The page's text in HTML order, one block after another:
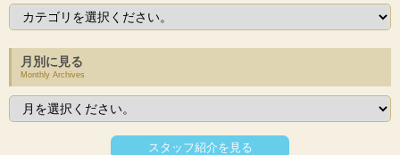
月別に見る
Monthly Archives
スタッフ紹介を見る